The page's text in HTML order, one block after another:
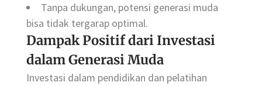
Tanpa dukungan, potensi generasi muda
bisa tidak tergarap optimal.
Dampak Positif dari Investasi
dalam Generasi Muda
Investasi dalam pendidikan dan pelatihan